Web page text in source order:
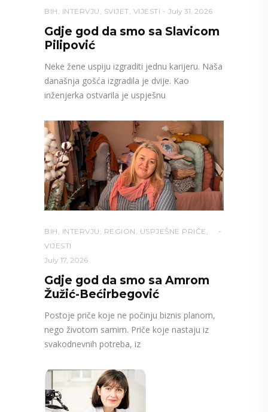
BIH , INTERVJU , SVIJET, VIJESTI July 31, 2026
Gdje god da smo sa Slavicom
Pilipović
Neke žene uspiju izgraditi jednu karijeru. Naša
današnja gošća izgradila je dvije. Kao
inženjerka ostvarila je uspješnu
BIH , INTERVJU , REGION , USPJEŠNE PRIČE ,
VIJESTI
July 17, 2026
Gdje god da smo sa Amrom
Žužić-Bećirbegović
Postoje priče koje ne počinju biznis planom,
nego životom samim. Priče koje nastaju iz
svakodnevnih potreba, iz